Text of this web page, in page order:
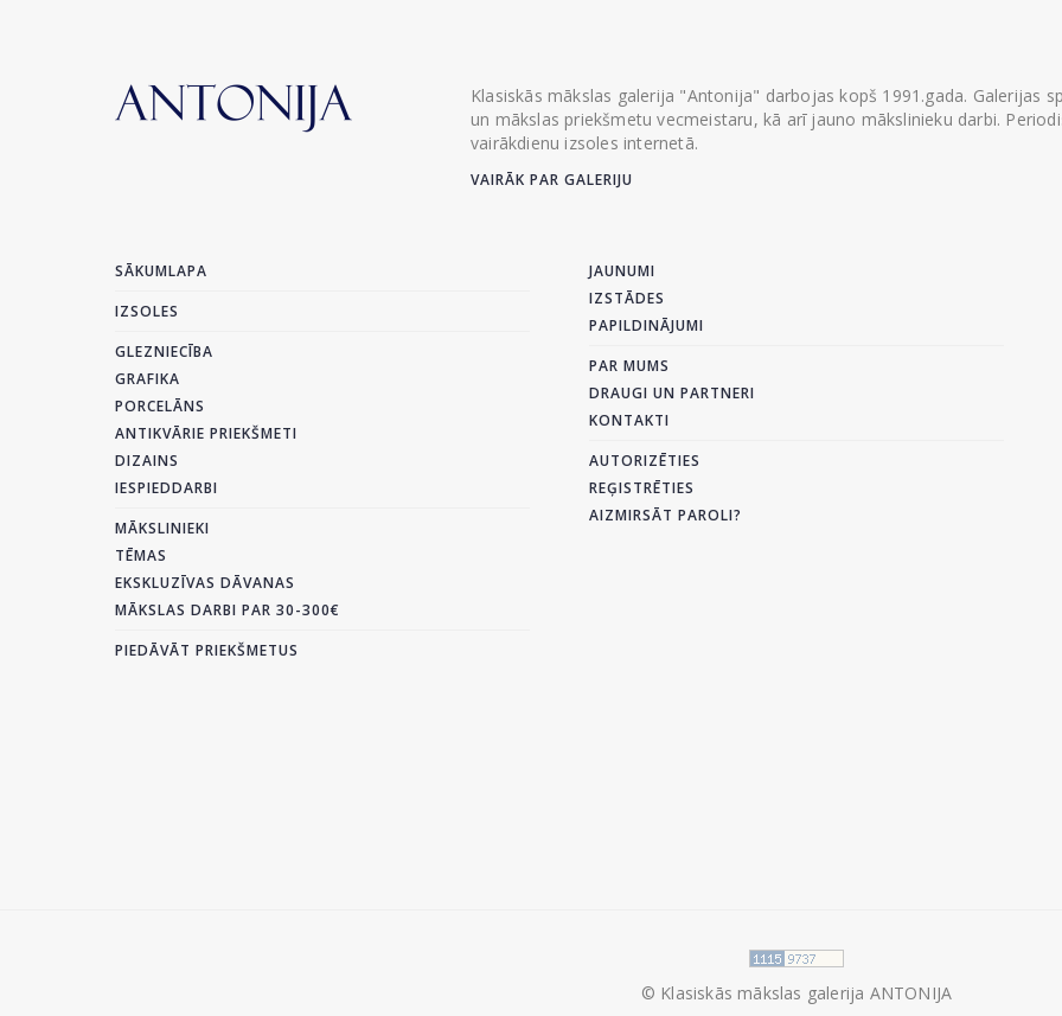
Klasiskās mākslas galerija "Antonija" darbojas kopš 1991.gada. Galerijas
un mākslas priekšmetu vecmeistaru, kā arī jauno mākslinieku darbi.
vairākdienu izsoles internetā.
VAIRĀK PAR GALERIJU
SĀKUMLAPA
IZSOLES
GLEZNIECĪBA
GRAFIKA
PORCELĀNS
ANTIKVĀRIE PRIEKŠMETI
DIZAINS
IESPIEDDARBI
MĀKSLINIEKI
TĒMAS
EKSKLUZĪVAS DĀVANAS
MĀKSLAS DARBI PAR 30-300€
PIEDĀVĀT PRIEKŠMETUS
JAUNUMI
IZSTĀDES
PAPILDINĀJUMI
PAR MUMS
DRAUGI UN PARTNERI
KONTAKTI
AUTORIZĒTIES
REĢISTRĒTIES
AIZMIRSĀT PAROLI?
© Klasiskās mākslas galerija ANTONIJA